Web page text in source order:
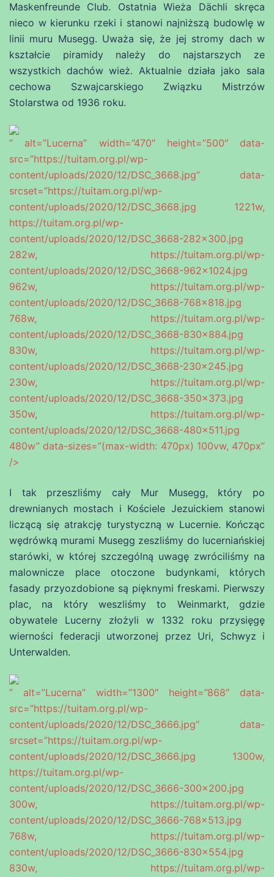
Maskenfreunde Club. Ostatnia Wieża Dächli skręca
nieco w kierunku rzeki i stanowi najniższą budowlę w
linii muru Musegg. Uważa się, że jej stromy dach w
kształcie piramidy należy do najstarszych ze
wszystkich dachów wież. Aktualnie działa jako sala
cechowa Szwajcarskiego Związku Mistrzów
Stolarstwa od 1936 roku.
” alt=”Lucerna” width=”470″ height=”500″ data-
src=”https://tuitam.org.pl/wp-
content/uploads/2020/12/DSC_3668.jpg” data-
srcset=”https://tuitam.org.pl/wp-
content/uploads/2020/12/DSC_3668.jpg 1221w,
https://tuitam.org.pl/wp-
content/uploads/2020/12/DSC_3668-282×300.jpg
282w, https://tuitam.org.pl/wp-
content/uploads/2020/12/DSC_3668-962×1024.jpg
962w, https://tuitam.org.pl/wp-
content/uploads/2020/12/DSC_3668-768×818.jpg
768w, https://tuitam.org.pl/wp-
content/uploads/2020/12/DSC_3668-830×884.jpg
830w, https://tuitam.org.pl/wp-
content/uploads/2020/12/DSC_3668-230×245.jpg
230w, https://tuitam.org.pl/wp-
content/uploads/2020/12/DSC_3668-350×373.jpg
350w, https://tuitam.org.pl/wp-
content/uploads/2020/12/DSC_3668-480×511.jpg
480w” data-sizes=”(max-width: 470px) 100vw, 470px”
/>
I tak przeszliśmy cały Mur Musegg, który po
drewnianych mostach i Kościele Jezuickiem stanowi
liczącą się atrakcję turystyczną w Lucernie. Kończąc
wędrówką murami Musegg zeszliśmy do lucerniańskiej
starówki, w której szczególną uwagę zwróciliśmy na
malownicze place otoczone budynkami, których
fasady przyozdobione są pięknymi freskami. Pierwszy
plac, na który weszliśmy to Weinmarkt, gdzie
obywatele Lucerny złożyli w 1332 roku przysięgę
wierności federacji utworzonej przez Uri, Schwyz i
Unterwalden.
” alt=”Lucerna” width=”1300″ height=”868″ data-
src=”https://tuitam.org.pl/wp-
content/uploads/2020/12/DSC_3666.jpg” data-
srcset=”https://tuitam.org.pl/wp-
content/uploads/2020/12/DSC_3666.jpg 1300w,
https://tuitam.org.pl/wp-
content/uploads/2020/12/DSC_3666-300×200.jpg
300w, https://tuitam.org.pl/wp-
content/uploads/2020/12/DSC_3666-768×513.jpg
768w, https://tuitam.org.pl/wp-
content/uploads/2020/12/DSC_3666-830×554.jpg
830w, https://tuitam.org.pl/wp-